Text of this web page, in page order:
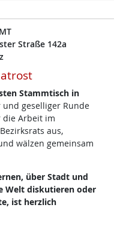
Straße 142a
Stammtisch in
und geselliger Runde
Arbeit im
aus,
wälzen gemeinsam
über Stadt und
Welt diskutieren oder
ist herzlich